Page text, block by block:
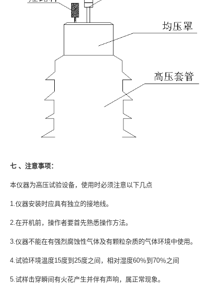
七 、注意事项：
本仪器为高压试验设备，使用时必须注意以下几点
1.仪器安装时应具有独立的接地线。
2.在开机前，操作者要首先熟悉操作方法。
3.仪器不能在有强烈腐蚀性气体及有颗粒杂质的气体环境中使用。
4.试验环境温度15度到25度之间，相对湿度60％到70％之间
5.试样击穿瞬间有火花产生并伴有声响，属正常现象。